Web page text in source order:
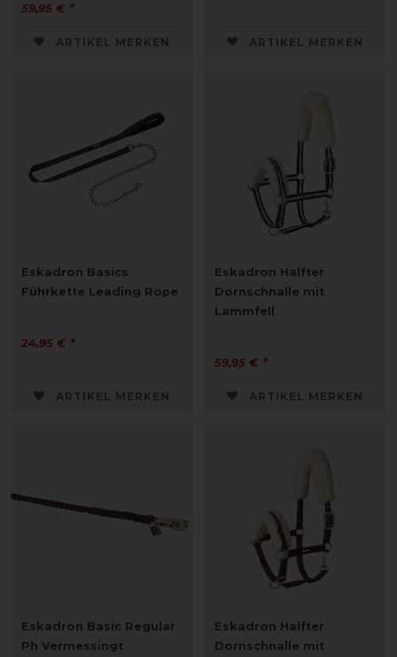
59,95 € *
ARTIKEL MERKEN ARTIKEL MERKEN
Eskadron Basics
Führkette Leading Rope
24,95 € *
ARTIKEL MERKEN
Eskadron Halfter
Dornschnalle mit
Lammfell
59,95 € *
ARTIKEL MERKEN
Eskadron Basic Regular
Ph Vermessingt
Eskadron Halfter
Dornschnalle mit